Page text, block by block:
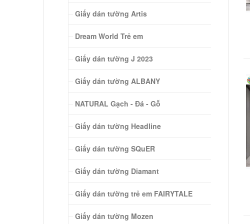
Giấy dán tường Artis
Dream World Trẻ em
Giấy dán tường J 2023
Giấy dán tường ALBANY
NATURAL Gạch - Đá - Gỗ
Giấy dán tường Headline
Giấy dán tường SQuER
Giấy dán tường Diamant
Giấy dán tường trẻ em FAIRYTALE
Giấy dán tường Mozen